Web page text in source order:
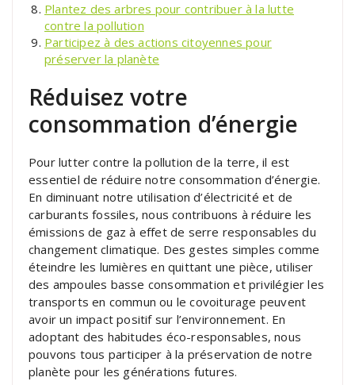
Plantez des arbres pour contribuer à la lutte
contre la pollution
Participez à des actions citoyennes pour
préserver la planète
Réduisez votre
consommation d’énergie
Pour lutter contre la pollution de la terre, il est
essentiel de réduire notre consommation d’énergie.
En diminuant notre utilisation d’électricité et de
carburants fossiles, nous contribuons à réduire les
émissions de gaz à effet de serre responsables du
changement climatique. Des gestes simples comme
éteindre les lumières en quittant une pièce, utiliser
des ampoules basse consommation et privilégier les
transports en commun ou le covoiturage peuvent
avoir un impact positif sur l’environnement. En
adoptant des habitudes éco-responsables, nous
pouvons tous participer à la préservation de notre
planète pour les générations futures.